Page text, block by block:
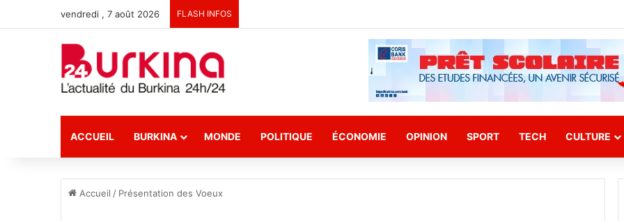
vendredi , 7 août 2026 FLASH INFOS
ACCUEIL BURKINA MONDE POLITIQUE ÉCONOMIE OPINION SPORT TECH CULTURE
Accueil / Présentation des Voeux